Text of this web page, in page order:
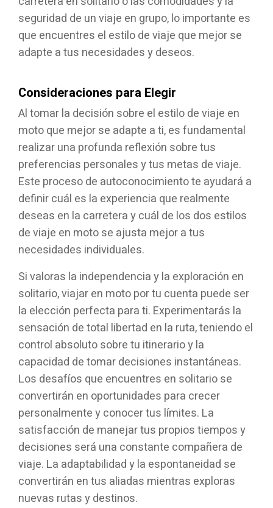
seguridad de un viaje en grupo, lo importante es
que encuentres el estilo de viaje que mejor se
adapte a tus necesidades y deseos.
Consideraciones para Elegir
Al tomar la decisión sobre el estilo de viaje en
moto que mejor se adapte a ti, es fundamental
realizar una profunda reflexión sobre tus
preferencias personales y tus metas de viaje.
Este proceso de autoconocimiento te ayudará a
definir cuál es la experiencia que realmente
deseas en la carretera y cuál de los dos estilos
de viaje en moto se ajusta mejor a tus
necesidades individuales.
Si valoras la independencia y la exploración en
solitario, viajar en moto por tu cuenta puede ser
la elección perfecta para ti. Experimentarás la
sensación de total libertad en la ruta, teniendo el
control absoluto sobre tu itinerario y la
capacidad de tomar decisiones instantáneas.
Los desafíos que encuentres en solitario se
convertirán en oportunidades para crecer
personalmente y conocer tus límites. La
satisfacción de manejar tus propios tiempos y
decisiones será una constante compañera de
viaje. La adaptabilidad y la espontaneidad se
convertirán en tus aliadas mientras exploras
nuevas rutas y destinos.